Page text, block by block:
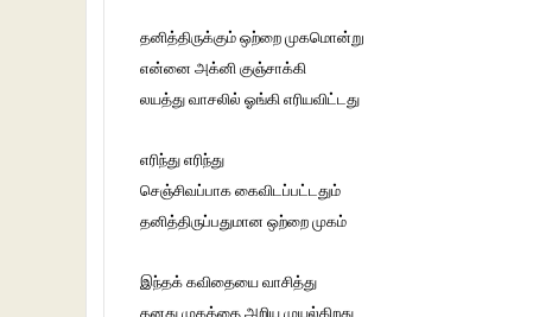
தனித்திருக்கும் ஒற்றை முகமொன்று
என்னை அக்னி குஞ்சாக்கி
லயத்து வாசலில் ஓங்கி எரியவிட்டது
எரிந்து எரிந்து
செஞ்சிவப்பாக கைவிடப்பட்டதும்
தனித்திருப்பதுமான ஒற்றை முகம்
இந்தக் கவிதையை வாசித்து
தனது முகத்தை அறிய முயல்கிறது